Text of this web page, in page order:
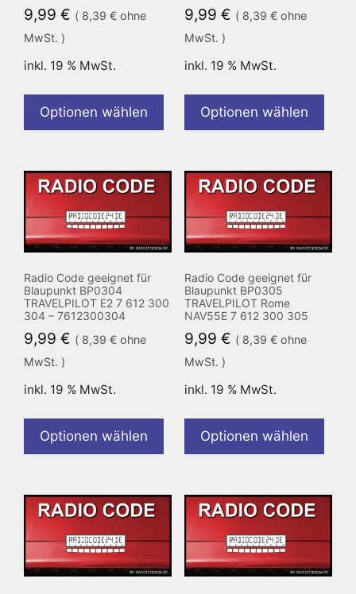
9,99 € ( 8,39 € ohne
MwSt. )
inkl. 19 % MwSt.
Optionen wählen
9,99 € ( 8,39 €ohne
MwSt. )
inkl. 19 % MwSt.
Optionen wählen
Radio Code geeignet für
Blaupunkt BP0304
TRAVELPILOT E2 7 612 300
304 – 7612300304
9,99 € ( 8,39 € ohne
MwSt. )
inkl. 19 % MwSt.
Optionen wählen
Radio Code geeignet für
Blaupunkt BP0305
TRAVELPILOT Rome
NAV55E 7 612 300 305
9,99 € ( 8,39 €ohne
MwSt. )
inkl. 19 % MwSt.
Optionen wählen